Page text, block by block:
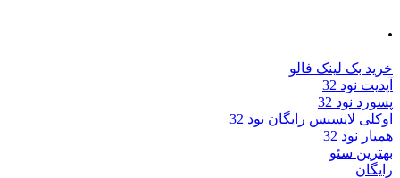
.
خرید بک لینک فالو
آپدیت نود 32
پسورد نود 32
اوکلی لایسنس رایگان نود 32
همیار نود 32
بهترین سئو
رایگان